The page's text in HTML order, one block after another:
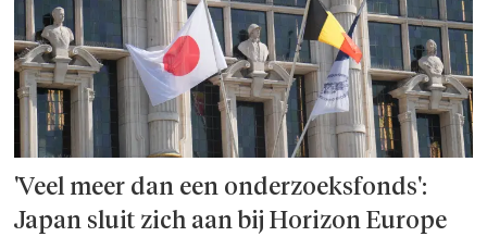
'Veel meer dan een onderzoeks­fonds':
Japan sluit zich aan bij Horizon Europe